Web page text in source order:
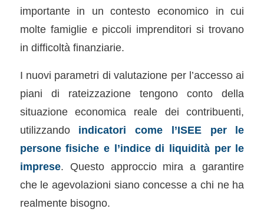
importante in un contesto economico in cui
molte famiglie e piccoli imprenditori si trovano
in difficoltà finanziarie.
I nuovi parametri di valutazione per l’accesso ai
piani di rateizzazione tengono conto della
situazione economica reale dei contribuenti,
utilizzandoindicatori come l’ISEE per le
persone fisiche e l’indice di liquidità per le
imprese. Questo approccio mira a garantire
che le agevolazioni siano concesse a chi ne ha
realmente bisogno.